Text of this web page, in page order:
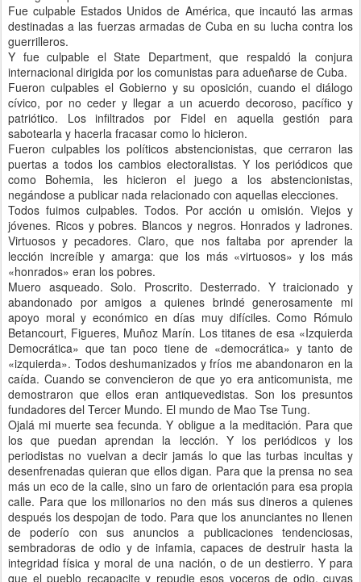
Fue culpable Estados Unidos de América, que incautó las armas
destinadas a las fuerzas armadas de Cuba en su lucha contra los
guerrilleros.
Y fue culpable el State Department, que respaldó la conjura
internacional dirigida por los comunistas para adueñarse de Cuba.
Fueron culpables el Gobierno y su oposición, cuando el diálogo
cívico, por no ceder y llegar a un acuerdo decoroso, pacífico y
patriótico. Los infiltrados por Fidel en aquella gestión para
sabotearla y hacerla fracasar como lo hicieron.
Fueron culpables los políticos abstencionistas, que cerraron las
puertas a todos los cambios electoralistas. Y los periódicos que
como Bohemia, les hicieron el juego a los abstencionistas,
negándose a publicar nada relacionado con aquellas elecciones.
Todos fuimos culpables. Todos. Por acción u omisión. Viejos y
jóvenes. Ricos y pobres. Blancos y negros. Honrados y ladrones.
Virtuosos y pecadores. Claro, que nos faltaba por aprender la
lección increíble y amarga: que los más «virtuosos» y los más
«honrados» eran los pobres.
Muero asqueado. Solo. Proscrito. Desterrado. Y traicionado y
abandonado por amigos a quienes brindé generosamente mi
apoyo moral y económico en días muy difíciles. Como Rómulo
Betancourt, Figueres, Muñoz Marín. Los titanes de esa «Izquierda
Democrática» que tan poco tiene de «democrática» y tanto de
«izquierda». Todos deshumanizados y fríos me abandonaron en la
caída. Cuando se convencieron de que yo era anticomunista, me
demostraron que ellos eran antiquevedistas. Son los presuntos
fundadores del Tercer Mundo. El mundo de Mao Tse Tung.
Ojalá mi muerte sea fecunda. Y obligue a la meditación. Para que
los que puedan aprendan la lección. Y los periódicos y los
periodistas no vuelvan a decir jamás lo que las turbas incultas y
desenfrenadas quieran que ellos digan. Para que la prensa no sea
más un eco de la calle, sino un faro de orientación para esa propia
calle. Para que los millonarios no den más sus dineros a quienes
después los despojan de todo. Para que los anunciantes no llenen
de poderío con sus anuncios a publicaciones tendenciosas,
sembradoras de odio y de infamia, capaces de destruir hasta la
integridad física y moral de una nación, o de un destierro. Y para
que el pueblo recapacite y repudie esos voceros de odio, cuyas